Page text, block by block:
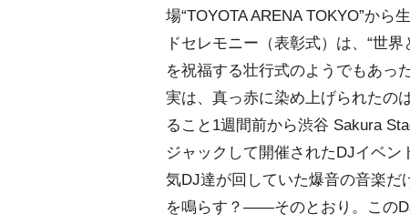
場“TOYOTA ARENA TOKYO”から
ドセレモニー（表彰式）は、“世
を祝福する壮行式のようでもあった
実は、真っ赤に染め上げられたの
ること1週間前から渋谷 Sakura
ジャックして開催されたDJイベン
気DJ達が回していた爆音の音楽
を鳴らす？――そのとおり。この